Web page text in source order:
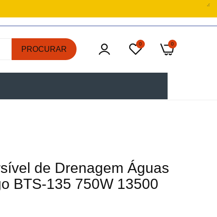
PROCURAR
0 0
de Drenagem Águas
BTS-135 750W 13500